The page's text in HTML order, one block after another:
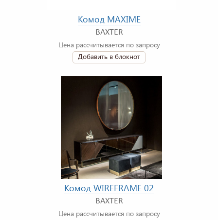
Комод MAXIME
BAXTER
Цена рассчитывается по запросу
Добавить в блокнот
Комод WIREFRAME 02
BAXTER
Цена рассчитывается по запросу